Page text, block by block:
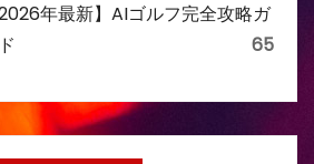
2026年最新】AIゴルフ完全攻略ガ
65